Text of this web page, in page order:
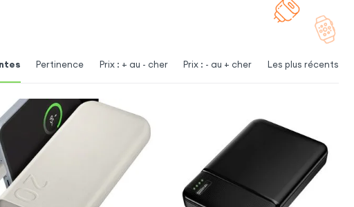
Pertinence Prix : + au - cher Prix : - au + cher Les plus récents